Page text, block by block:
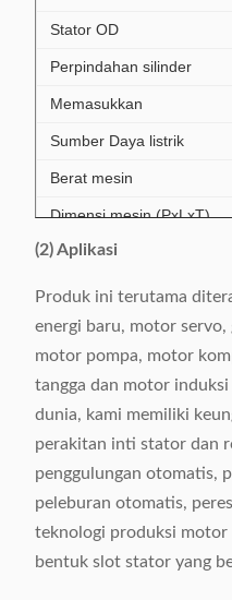
Stator OD
Perpindahan silinder
Memasukkan
Sumber Daya listrik
Berat mesin
Dimensi mesin (PxLxT)
(2) Aplikasi
Produk ini terutama
energi baru, motor
motor pompa, motor
tangga dan motor
dunia, kami memiliki
perakitan inti stator dan
penggulungan otomatis,
peleburan otomatis,
teknologi produksi
bentuk slot stator yang